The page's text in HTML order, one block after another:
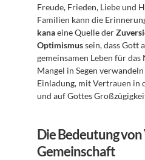
Freude, Frieden, Liebe und
Familien kann die
kana eine Quelle der
Optimismus sein, dass Gott
gemeinsamen Leben für
Mangel in Segen
Einladung, mit Vertrauen in
und auf Gottes
Die Bedeutung
Gemeinschaft